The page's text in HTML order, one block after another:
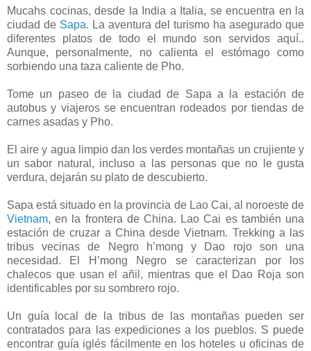
Mucahs cocinas, desde la India a Italia, se encuentra en la
ciudad de Sapa. La aventura del turismo ha asegurado que
diferentes platos de todo el mundo son servidos aquí..
Aunque, personalmente, no calienta el estómago como
sorbiendo una taza caliente de Pho.
Tome un paseo de la ciudad de Sapa a la estación de
autobus y viajeros se encuentran rodeados por tiendas de
carnes asadas y Pho.
El aire y agua limpio dan los verdes montañas un crujiente y
un sabor natural, incluso a las personas que no le gusta
verdura, dejarán su plato de descubierto.
Sapa está situado en la provincia de Lao Cai, al noroeste de
Vietnam, en la frontera de China. Lao Cai es también una
estación de cruzar a China desde Vietnam. Trekking a las
tribus vecinas de Negro h’mong y Dao rojo son una
necesidad. El H’mong Negro se caracterizan por los
chalecos que usan el añil, mientras que el Dao Roja son
identificables por su sombrero rojo.
Un guía local de la tribus de las montañas pueden ser
contratados para las expediciones a los pueblos. S puede
encontrar guía iglés fácilmente en los hoteles u oficinas de